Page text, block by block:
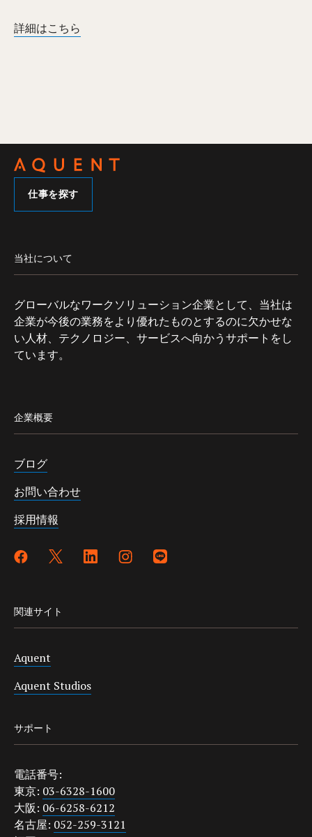
詳細はこちら
仕事を探す
当社について
グローバルなワークソリューション企業として、当社は
企業が今後の業務をより優れたものとするのに欠かせな
い人材、テクノロジー、サービスへ向かうサポートをし
ています。
企業概要
ブログ
お問い合わせ
採用情報
関連サイト
Aquent
Aquent Studios
サポート
電話番号:
東京: 03-6328-1600
大阪: 06-6258-6212
名古屋: 052-259-3121